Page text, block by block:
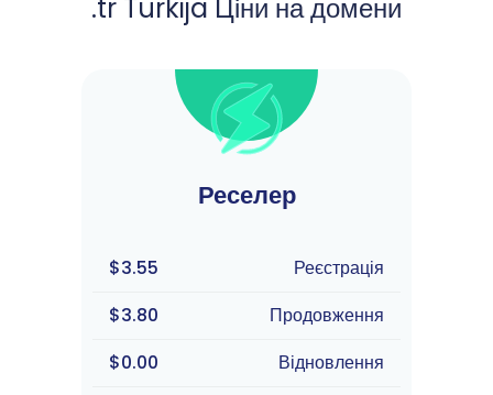
.tr Turkija Ціни на домени
Реселер
$3.55
Реєстрація
$3.80
Продовження
$0.00
Відновлення